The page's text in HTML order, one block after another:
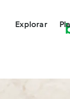
Explorar